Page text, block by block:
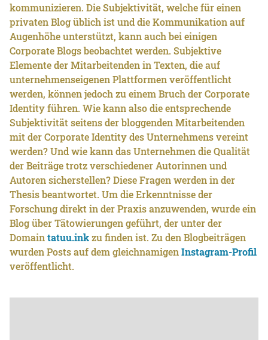
kommunizieren. Die Subjektivität, welche für einen
privaten Blog üblich ist und die Kommunikation auf
Augenhöhe unterstützt, kann auch bei einigen
Corporate Blogs beobachtet werden. Subjektive
Elemente der Mitarbeitenden in Texten, die auf
unternehmenseigenen Plattformen veröffentlicht
werden, können jedoch zu einem Bruch der Corporate
Identity führen. Wie kann also die entsprechende
Subjektivität seitens der bloggenden Mitarbeitenden
mit der Corporate Identity des Unternehmens vereint
werden? Und wie kann das Unternehmen die Qualität
der Beiträge trotz verschiedener Autorinnen und
Autoren sicherstellen? Diese Fragen werden in der
Thesis beantwortet. Um die Erkenntnisse der
Forschung direkt in der Praxis anzuwenden, wurde ein
Blog über Tätowierungen geführt, der unter der
Domaintatuu.inkzu finden ist. Zu den Blogbeiträgen
wurden Posts auf dem gleichnamigenInstagram-Profil
veröffentlicht.